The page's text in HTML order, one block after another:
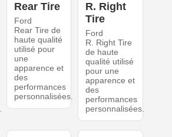
Rear Tire
Ford
Rear Tire de
haute qualité
utilisé pour
une
apparence et
des
performances
personnalisées.
R. Right
Tire
Ford
R. Right Tire
de haute
qualité utilisé
pour une
apparence et
des
performances
personnalisées.